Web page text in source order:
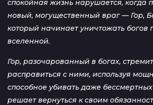
спокойная жизнь нарушается, когда
новый, могущественный враг — Гор,
который начинает уничтожать богов
вселенной.
Гор, разочарованный в богах,
расправиться с ними, используя
способное убивать даже бессмертных
решает вернуться к своим